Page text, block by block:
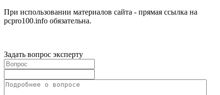
При использовании материалов сайта - прямая ссылка на
pcpro100.info обязательна.
Задать вопрос эксперту